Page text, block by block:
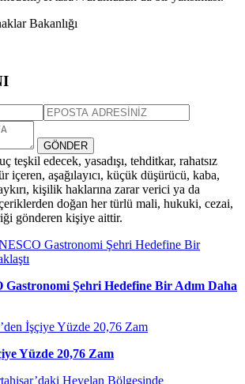
Bakanlığı
GÖNDER
teşkil edecek, yasadışı, tehditkar, rahatsız
içeren, aşağılayıcı, küçük düşürücü, kaba,
kişilik haklarına zarar verici ya da
doğan her türlü mali, hukuki, cezai,
gönderen kişiye aittir.
Şehri Hedefine Bir Adım Daha
Yüzde 20,76 Zam